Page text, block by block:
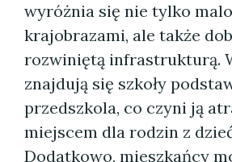
wyróżnia się nie tylko
krajobrazami, ale także
rozwiniętą infrastrukturą.
znajdują się szkoły
przedszkola, co czyni ją
miejscem dla rodzin z
Dodatkowo, mieszkańcy